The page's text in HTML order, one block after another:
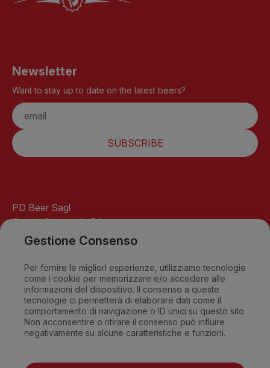
Newsletter
Want to stay up to date on the latest beers?
SUBSCRIBE
PD Beer Sagl
Strada Cantonale 54
6541 Santa Maria
info@pdbeer.ch
David +41 76 568 18 56
Sandro +41 79 549 09 79
Gestione Consenso
Per fornire le migliori esperienze, utilizziamo tecnologie
come i cookie per memorizzare e/o accedere alle
informazioni del dispositivo. Il consenso a queste
tecnologie ci permetterà di elaborare dati come il
comportamento di navigazione o ID unici su questo sito.
Non acconsentire o ritirare il consenso può influire
negativamente su alcune caratteristiche e funzioni.